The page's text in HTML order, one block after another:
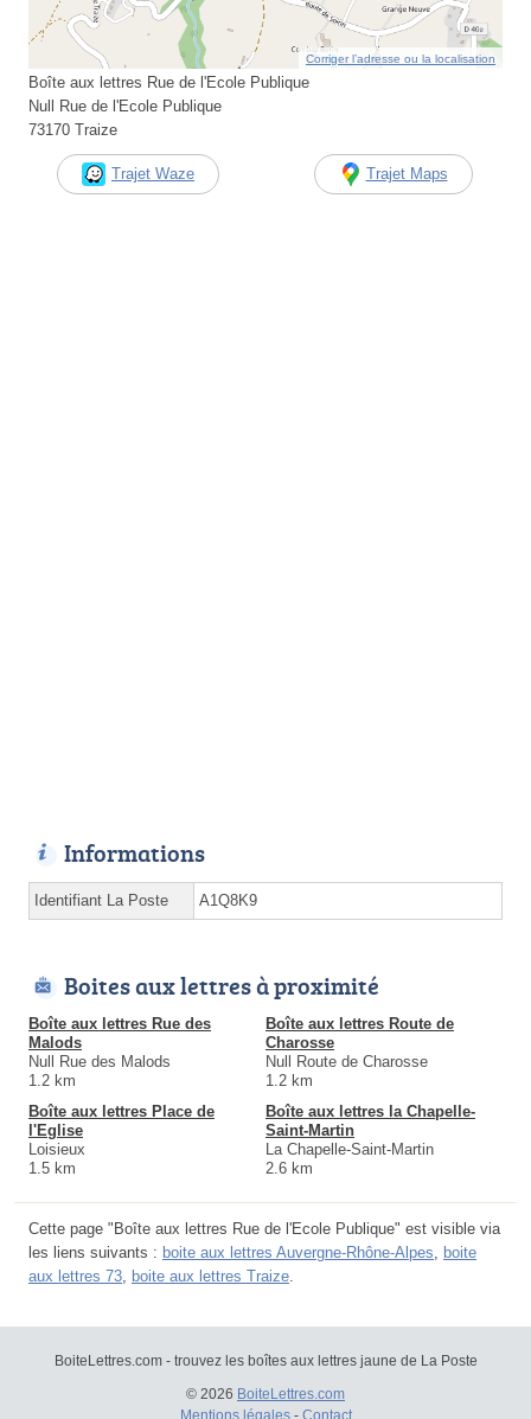
Corriger l’adresse ou la localisation
Boîte aux lettres Rue de l'Ecole Publique
Null Rue de l'Ecole Publique
73170 Traize
Trajet Waze Trajet Maps
Informations
Identifiant La Poste A1Q8K9
Boites aux lettres à proximité
Boîte aux lettres Rue des
Malods
Null Rue des Malods
1.2 km
Boîte aux lettres Route de
Charosse
Null Route de Charosse
1.2 km
Boîte aux lettres Place de
l'Eglise
Loisieux
1.5 km
Boîte aux lettres la Chapelle-
Saint-Martin
La Chapelle-Saint-Martin
2.6 km
Cette page "Boîte aux lettres Rue de l'Ecole Publique" est visible via
les liens suivants : boite aux lettres Auvergne-Rhône-Alpes
boite
aux lettres 73 boite aux lettres Traize
BoiteLettres.com - trouvez les boîtes aux lettres jaune de La Poste
© 2026 BoiteLettres.com
Mentions légales- Contact